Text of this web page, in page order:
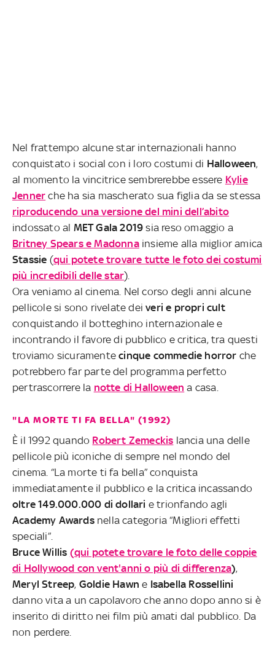
Nel frattempo alcune star internazionali hanno
conquistato i social con i loro costumi di Halloween,
al momento la vincitrice sembrerebbe essere Kylie
Jenner che ha sia mascherato sua figlia da se stessa
riproducendo una versione del mini dell’abito
indossato al MET Gala 2019 sia reso omaggio a
Britney Spears e Madonnainsieme alla miglior amica
Stassie (qui potete trovare tutte le foto dei costumi
più incredibili delle star).
Ora veniamo al cinema. Nel corso degli anni alcune
pellicole si sono rivelate deiveri e propri cult
conquistando il botteghino internazionale e
incontrando il favore di pubblico e critica, tra questi
troviamo sicuramentecinque commedie horror che
potrebbero far parte del programma perfetto
pertrascorrere la notte di Halloween a casa.
"LA MORTE TI FA BELLA" (1992)
È il 1992 quando Robert Zemeckis lancia una delle
pellicole più iconiche di sempre nel mondo del
cinema. “La morte ti fa bella” conquista
immediatamente il pubblico e la critica incassando
oltre 149.000.000 di dollari e trionfando agli
Academy Awardsnella categoria “Migliori effetti
speciali”.
Bruce Willis (qui potete trovare le foto delle coppie
di Hollywood con vent'anni o più di differenza),
Meryl Streep, Goldie Hawn e Isabella Rossellini
danno vita a un capolavoro che anno dopo anno si è
inserito di diritto nei film più amati dal pubblico. Da
non perdere.